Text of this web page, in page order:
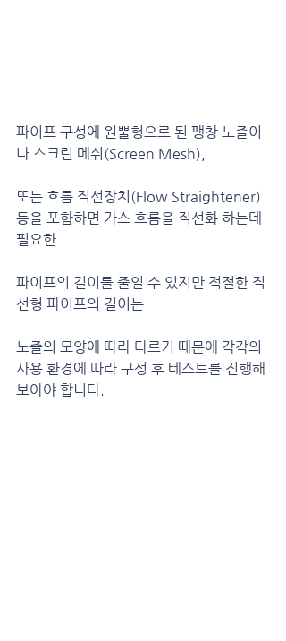
파이프 구성에 원뿔형으로 된 팽창 노즐이
나 스크린 메쉬(Screen Mesh),
또는 흐름 직선장치(Flow Straightener)
등을 포함하면 가스 흐름을 직선화 하는데
필요한
파이프의 길이를 줄일 수 있지만 적절한 직
선형 파이프의 길이는
노즐의 모양에 따라 다르기 때문에 각각의
사용 환경에 따라 구성 후 테스트를 진행해
보아야 합니다.